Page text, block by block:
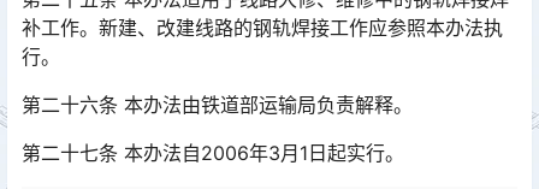
补工作。新建、改建线路的钢轨焊接工作应参照本办法执
行。
第二十六条 本办法由铁道部运输局负责解释。
第二十七条 本办法自2006年3月1日起实行。